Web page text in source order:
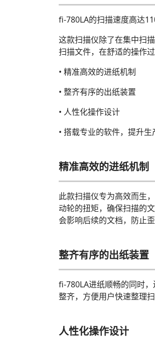
fi-780LA的扫描速度高达
这款扫描仪除了在集中扫
扫描文件，在舒适的操作
• 精准高效的进纸机制
• 整齐有序的出纸装置
• 人性化操作设计
• 搭载专业的软件，提升生
精准高效的进纸机制
此款扫描仪专为高效而生
动轮的扭矩，确保扫描的
会影响后续的文档，防止
整齐有序的出纸装置
fi-780LA进纸顺畅的同时
整齐，方便用户快速整理
人性化操作设计